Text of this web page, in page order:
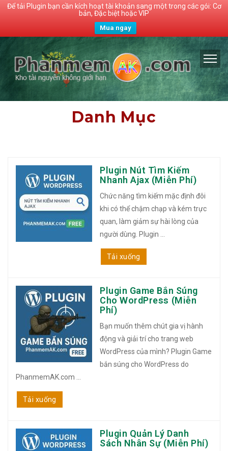
Để tải Plugin bạn cần kích hoạt tài khoản sang một trong các gói: Cơ
bản, Đặc biệt hoặc VIP
Mua ngay
Danh Mục
Plugin Nút Tìm Kiếm
Nhanh Ajax (Miễn Phí)
Chức năng tìm kiếm mặc định đôi
khi có thể chậm chạp và kém trực
quan, làm giảm sự hài lòng của
người dùng. Plugin ...
Tải xuống
Plugin Game Bắn Súng
Cho WordPress (Miễn
Phí)
Bạn muốn thêm chút gia vị hành
động và giải trí cho trang web
WordPress của mình? Plugin Game
bắn súng cho WordPress do
PhanmemAK.com ...
Tải xuống
Plugin Quản Lý Danh
Sách Nhân Sự (Miễn Phí)